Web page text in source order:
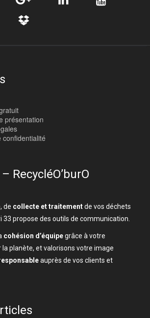
présentation
confidentialité
RecycléO’burO
de collecte et traitementde vos déchets
33 propose des outils de communication.
cohésion d’équipegrâce à votre
planète, et valorisons votre image
auprès de vos clients et